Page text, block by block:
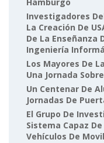
Investigadores
La Creación De
De La Enseñanza
Ingeniería
Los Mayores De
Una Jornada
Un Centenar De
Jornadas De
El Grupo De
Sistema Capaz
Vehículos De